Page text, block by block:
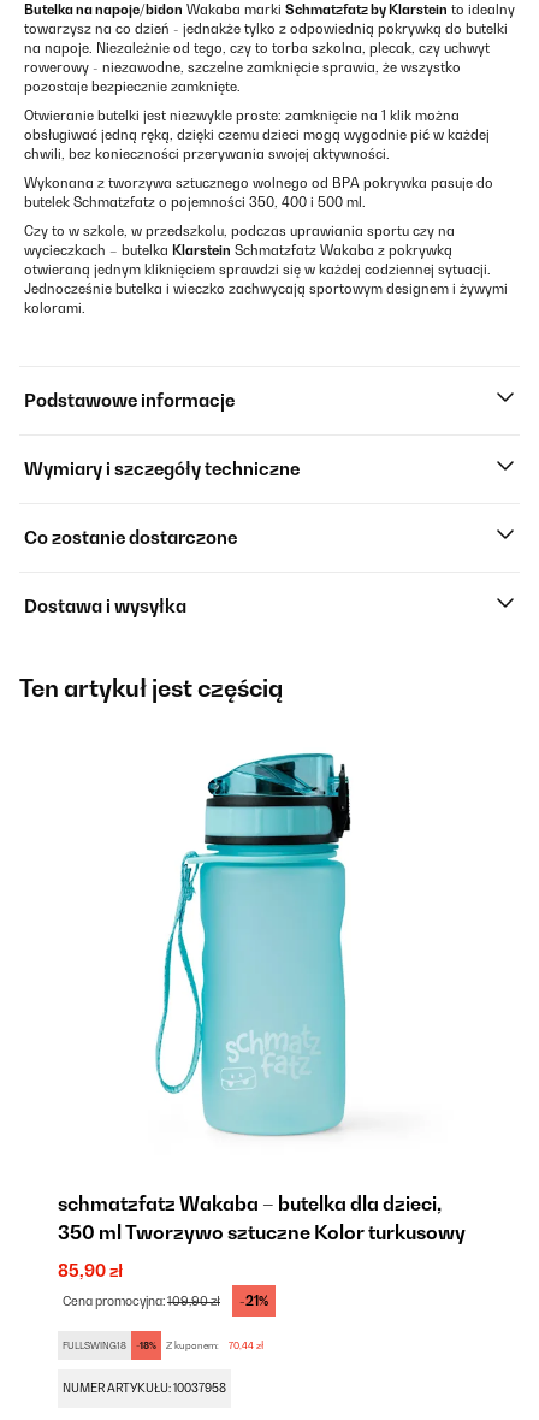
Butelka na napoje/bidon Wakaba marki Schmatzfatz by Klarstein to idealny
towarzysz na co dzień - jednakże tylko z odpowiednią pokrywką do butelki
na napoje. Niezależnie od tego, czy to torba szkolna, plecak, czy uchwyt
rowerowy - niezawodne, szczelne zamknięcie sprawia, że wszystko
pozostaje bezpiecznie zamknięte.
Otwieranie butelki jest niezwykle proste: zamknięcie na 1 klik można
obsługiwać jedną ręką, dzięki czemu dzieci mogą wygodnie pić w każdej
chwili, bez konieczności przerywania swojej aktywności.
Wykonana z tworzywa sztucznego wolnego od BPA pokrywka pasuje do
butelek Schmatzfatz o pojemności 350, 400 i 500 ml.
Czy to w szkole, w przedszkolu, podczas uprawiania sportu czy na
wycieczkach – butelka Klarstein Schmatzfatz Wakaba z pokrywką
otwieraną jednym kliknięciem sprawdzi się w każdej codziennej sytuacji.
Jednocześnie butelka i wieczko zachwycają sportowym designem i żywymi
kolorami.
Podstawowe informacje
Wymiary i szczegóły techniczne
Co zostanie dostarczone
Dostawa i wysyłka
Ten artykuł jest częścią
schmatzfatz Wakaba – butelka dla dzieci,
350 ml Tworzywo sztuczne Kolor turkusowy
85,90 zł
Cena promocyjna:109,90 zł -21%
FULLSWING18 -18% Z kuponem: 70,44 zł
NUMER ARTYKUŁU: 10037958